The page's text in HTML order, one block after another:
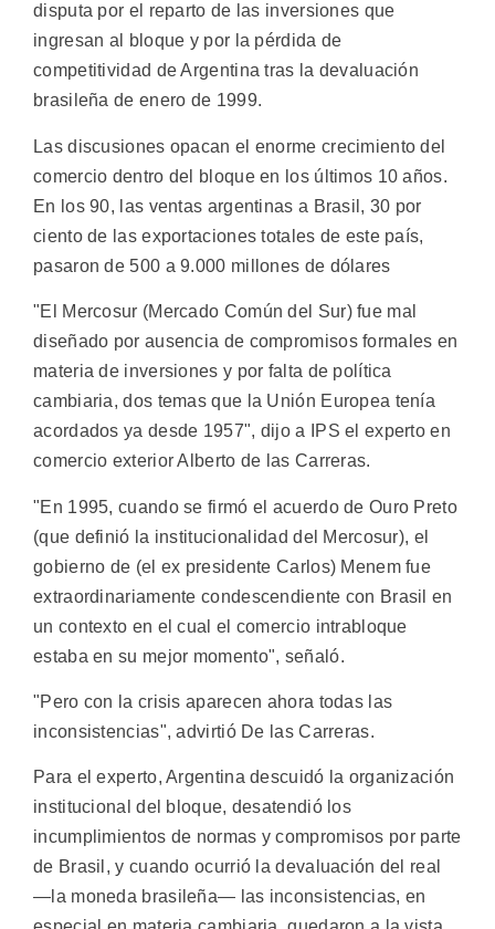
disputa por el reparto de las inversiones que
ingresan al bloque y por la pérdida de
competitividad de Argentina tras la devaluación
brasileña de enero de 1999.
Las discusiones opacan el enorme crecimiento del
comercio dentro del bloque en los últimos 10 años.
En los 90, las ventas argentinas a Brasil, 30 por
ciento de las exportaciones totales de este país,
pasaron de 500 a 9.000 millones de dólares
"El Mercosur (Mercado Común del Sur) fue mal
diseñado por ausencia de compromisos formales en
materia de inversiones y por falta de política
cambiaria, dos temas que la Unión Europea tenía
acordados ya desde 1957", dijo a IPS el experto en
comercio exterior Alberto de las Carreras.
"En 1995, cuando se firmó el acuerdo de Ouro Preto
(que definió la institucionalidad del Mercosur), el
gobierno de (el ex presidente Carlos) Menem fue
extraordinariamente condescendiente con Brasil en
un contexto en el cual el comercio intrabloque
estaba en su mejor momento", señaló.
"Pero con la crisis aparecen ahora todas las
inconsistencias", advirtió De las Carreras.
Para el experto, Argentina descuidó la organización
institucional del bloque, desatendió los
incumplimientos de normas y compromisos por parte
de Brasil, y cuando ocurrió la devaluación del real
—la moneda brasileña— las inconsistencias, en